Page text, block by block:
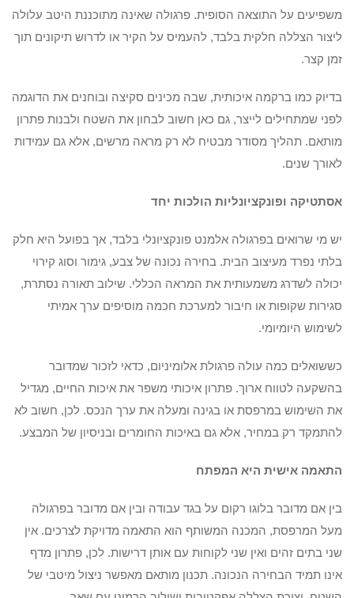
משפיעים על התוצאה הסופית. פרגולה שאינה מתוכננת היטב עלולה
ליצור הצללה חלקית בלבד, להעמיס על הקיר או לדרוש תיקונים תוך
זמן קצר.
בדיוק כמו ברקמה איכותית, שבה מכינים סקיצה ובוחנים את הדוגמה
לפני שמתחילים לייצר, גם כאן חשוב לבחון את השטח ולבנות פתרון
מותאם. תהליך מסודר מבטיח לא רק מראה מרשים, אלא גם עמידות
לאורך שנים.
אסתטיקה ופונקציונליות הולכות יחד
יש מי שרואים בפרגולה אלמנט פונקציונלי בלבד, אך בפועל היא חלק
בלתי נפרד מעיצוב הבית. בחירה נכונה של צבע, גימור וסוג קירוי
יכולה לשדרג משמעותית את המראה הכללי. שילוב תאורה נסתרת,
סגירות שקופות או חיבור למערכת חכמה מוסיפים ערך אמיתי
לשימוש היומיומי.
כששואלים כמה עולה פרגולת אלומיניום, כדאי לזכור שמדובר
בהשקעה לטווח ארוך. פתרון איכותי משפר את איכות החיים, מגדיל
את השימוש במרפסת או בגינה ומעלה את ערך הנכס. לכן, חשוב לא
להתמקד רק במחיר, אלא גם באיכות החומרים ובניסיון של המבצע.
התאמה אישית היא המפתח
בין אם מדובר בלוגו רקום על בגד עבודה ובין אם מדובר בפרגולה
מעל המרפסת, המכנה המשותף הוא התאמה מדויקת לצרכים. אין
שני בתים זהים ואין שני לקוחות עם אותן דרישות. לכן, פתרון מדף
אינו תמיד הבחירה הנכונה. תכנון מותאם מאפשר ניצול מיטבי של